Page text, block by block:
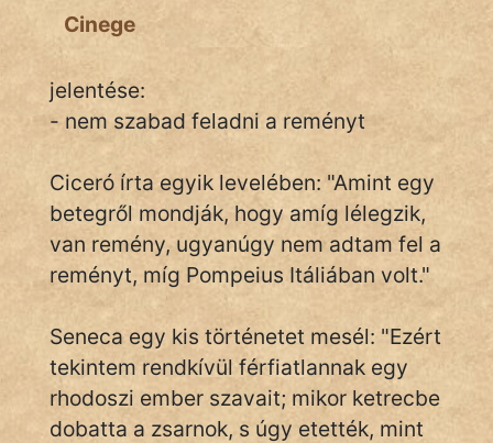
Szóláscsoportok
Szólások
Tréfás
IRODALOM
SZÓLÁS
KÖZMONDÁS
PSZICHO
Cinege
jelentése:
- nem szabad feladni a reményt
Ciceró írta egyik levelében: "Amint egy
betegről mondják, hogy amíg lélegzik,
van remény, ugyanúgy nem adtam fel a
reményt, míg Pompeius Itáliában volt."
Seneca egy kis történetet mesél: "Ezért
tekintem rendkívül férfiatlannak egy
rhodoszi ember szavait; mikor ketrecbe
dobatta a zsarnok, s úgy etették, mint